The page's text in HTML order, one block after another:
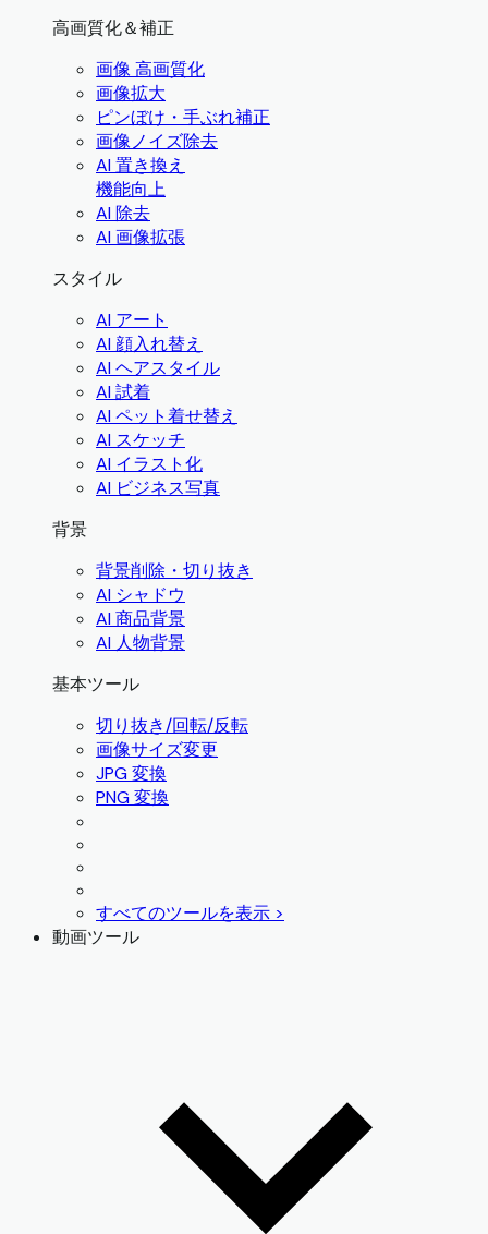
高画質化＆補正
画像 高画質化
画像拡大
ピンぼけ・手ぶれ補正
画像ノイズ除去
AI 置き換え
機能向上
AI 除去
AI 画像拡張
スタイル
AI アート
AI 顔入れ替え
AI ヘアスタイル
AI 試着
AI ペット着せ替え
AI スケッチ
AI イラスト化
AI ビジネス写真
背景
背景削除・切り抜き
AI シャドウ
AI 商品背景
AI 人物背景
基本ツール
切り抜き/回転/反転
画像サイズ変更
JPG 変換
PNG 変換
すべてのツールを表示 >
動画ツール